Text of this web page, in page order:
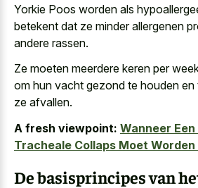
Yorkie Poos worden als
betekent dat ze minder allergenen
andere rassen.
Ze moeten meerdere keren per
om hun vacht gezond te houden
ze afvallen.
A fresh viewpoint: Wanneer
Tracheale Collaps Moet
De basisprincipes van